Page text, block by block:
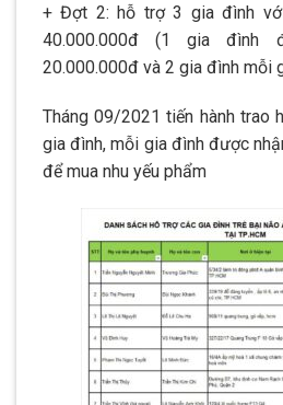
+ Đợt 2: hỗ trợ 3 gia đình
40.000.000đ (1 gia đình
20.000.000đ và 2 gia đình mỗi
Tháng 09/2021 tiến hành trao
gia đình, mỗi gia đình được
để mua nhu yếu phẩm